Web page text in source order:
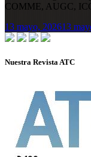
COMME, AUGC,
13 mayo, 202613
Nuestra Revista ATC